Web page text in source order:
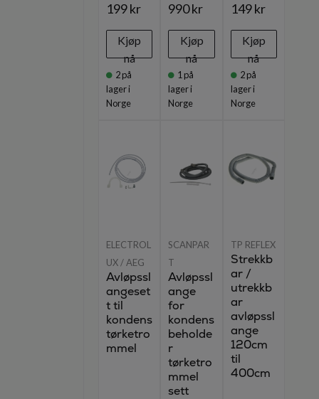
199 kr
Kjøp
nå
2på
lager i
Norge
990 kr
Kjøp
nå
1 på
lager i
Norge
149 kr
Kjøp
nå
2 på
lager i
Norge
ELECTROL
UX / AEG
Avløpssl
angeset
t til
kondens
tørketro
mmel
SCANPAR
T
Avløpssl
ange
for
kondens
beholde
r
tørketro
mmel
sett
TP REFLEX
Strekkb
ar /
utrekkb
ar
avløpssl
ange
120cm
til
400cm